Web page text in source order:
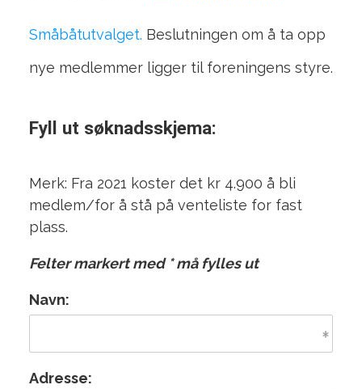
Småbåtutvalget. Beslutningen om å ta opp
nye medlemmer ligger til foreningens styre.
Fyll ut søknadsskjema:
Merk: Fra 2021 koster det kr 4.900 å bli
medlem/for å stå på venteliste for fast
plass.
Felter markert med * må fylles ut
Navn:
Adresse: